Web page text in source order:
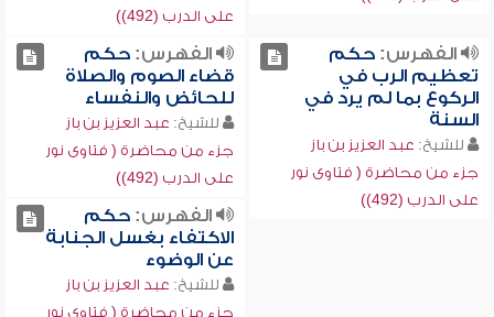
على الدرب (492))
الفهرس:حكم
تعظيم الرب في
الركوع بما لم يرد في
السنة
للشيخ: عبد العزيز بن باز
جزء من محاضرة ( فتاوى نور
على الدرب (492))
الفهرس:حكم
قضاء الصوم والصلاة
للحائض والنفساء
للشيخ: عبد العزيز بن باز
جزء من محاضرة ( فتاوى نور
على الدرب (492))
الفهرس:حكم
الاكتفاء بغسل الجنابة
عن الوضوء
للشيخ: عبد العزيز بن باز
جزء من محاضرة ( فتاوى نور